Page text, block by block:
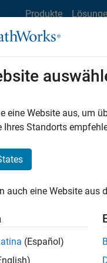
Produkte
Stellen
Es
Region
eine Website aus, um
Ihres Standorts
auch eine Website aus
(Español)